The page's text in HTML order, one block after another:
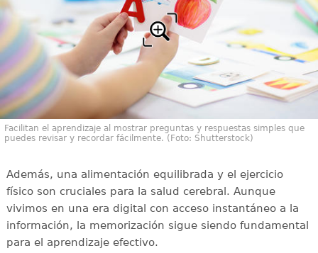
Facilitan el aprendizaje al mostrar preguntas y respuestas simples que
puedes revisar y recordar fácilmente. (Foto: Shutterstock)
Además, una alimentación equilibrada y el ejercicio
físico son cruciales para la salud cerebral. Aunque
vivimos en una era digital con acceso instantáneo a la
información, la memorización sigue siendo fundamental
para el aprendizaje efectivo.